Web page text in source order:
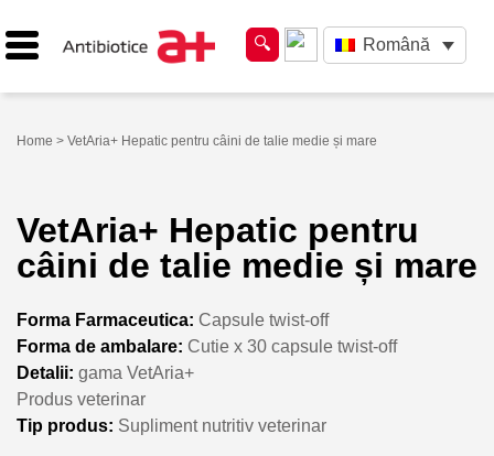
Română
Home > VetAria+ Hepatic pentru câini de talie medie și mare
VetAria+ Hepatic pentru
câini de talie medie și mare
Forma Farmaceutica: Capsule twist-off
Forma de ambalare: Cutie x 30 capsule twist-off
Detalii: gama VetAria+
Produs veterinar
Tip produs: Supliment nutritiv veterinar